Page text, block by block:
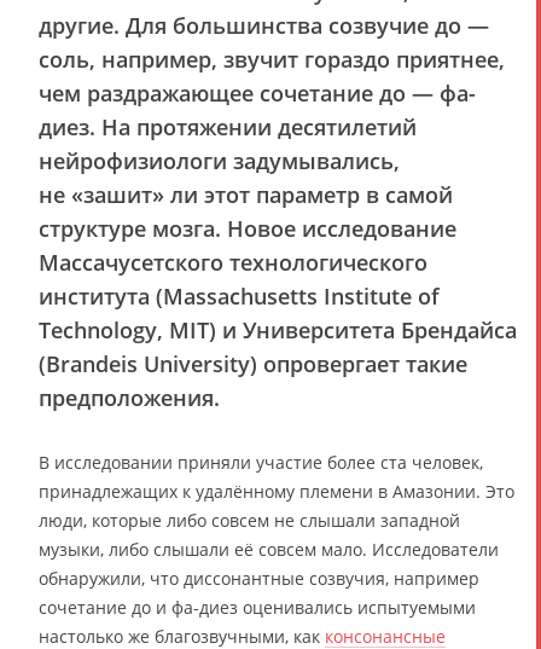
другие. Для большинства созвучие до —
соль, например, звучит гораздо приятнее,
чем раздражающее сочетание до — фа-
диез. На протяжении десятилетий
нейрофизиологи задумывались,
не «зашит» ли этот параметр в самой
структуре мозга. Новое исследование
Массачусетского технологического
института (Massachusetts Institute of
Technology, MIT) и Университета Брендайса
(Brandeis University) опровергает такие
предположения.
В исследовании приняли участие более ста человек,
принадлежащих к удалённому племени в Амазонии. Это
люди, которые либо совсем не слышали западной
музыки, либо слышали её совсем мало. Исследователи
обнаружили, что диссонантные созвучия, например
сочетание до и фа-диез оценивались испытуемыми
настолько же благозвучными, как консонансные